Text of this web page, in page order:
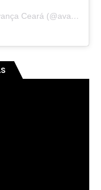
Uma publicação compartilhada por Avança Ceará (@avancaceara)